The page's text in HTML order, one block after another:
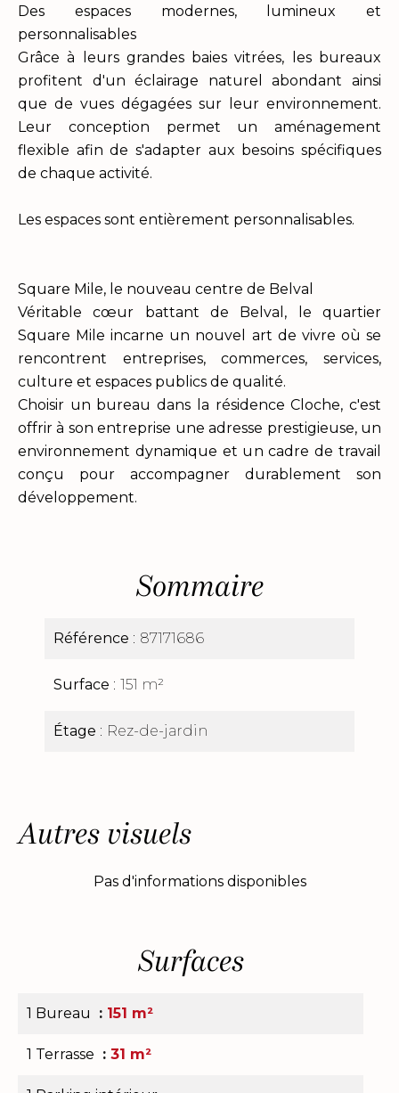
Des espaces modernes, lumineux et
personnalisables
Grâce à leurs grandes baies vitrées, les bureaux
profitent d'un éclairage naturel abondant ainsi
que de vues dégagées sur leur environnement.
Leur conception permet un aménagement
flexible afin de s'adapter aux besoins spécifiques
de chaque activité.
Les espaces sont entièrement personnalisables.
Square Mile, le nouveau centre de Belval
Véritable cœur battant de Belval, le quartier
Square Mile incarne un nouvel art de vivre où se
rencontrent entreprises, commerces, services,
culture et espaces publics de qualité.
Choisir un bureau dans la résidence Cloche, c'est
offrir à son entreprise une adresse prestigieuse, un
environnement dynamique et un cadre de travail
conçu pour accompagner durablement son
développement.
Sommaire
Référence 87171686
Surface 151 m²
Étage Rez-de-jardin
Autres visuels
Pas d'informations disponibles
Surfaces
1 Bureau 151 m²
1 Terrasse 31 m²